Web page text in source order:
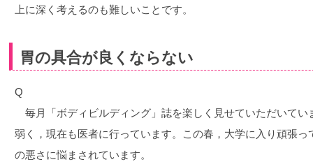
上に深く考えるのも難しいことです。
胃の具合が良くならない
Q
毎月「ボディビルディング」誌を楽しく見せていただいてい
弱く，現在も医者に行っています。この春，大学に入り頑張
の悪さに悩まされています。